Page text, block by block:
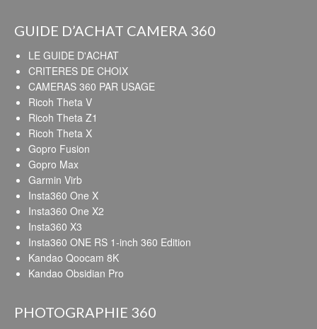
GUIDE D’ACHAT CAMERA 360
LE GUIDE D'ACHAT
CRITERES DE CHOIX
CAMERAS 360 PAR USAGE
Ricoh Theta V
Ricoh Theta Z1
Ricoh Theta X
Gopro Fusion
Gopro Max
Garmin Virb
Insta360 One X
Insta360 One X2
Insta360 X3
Insta360 ONE RS 1-inch 360 Edition
Kandao Qoocam 8K
Kandao Obsidian Pro
PHOTOGRAPHIE 360